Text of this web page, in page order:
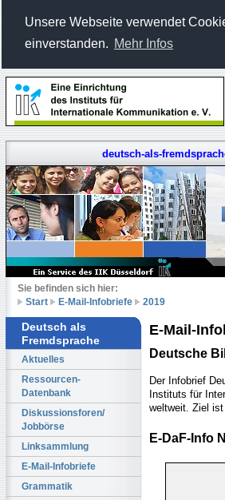
Unsere Webseite verwendet
einverstanden. Mehr Infos
deutsch-als-
Sie befinden sich hier:
Start
E-Mail-Infobriefe 2019
Deutsch als
Fremdsprache
Aktuelles
Ressourcen-
Datenbank
Diskussionsforen/
Jobbörse
Linksammlung
E-Mail-Infobriefe
Grammatik
E-Mail-
Deutsche
Der Infobrief
Instituts für
weltweit. Ziel ist
E-DaF-Info